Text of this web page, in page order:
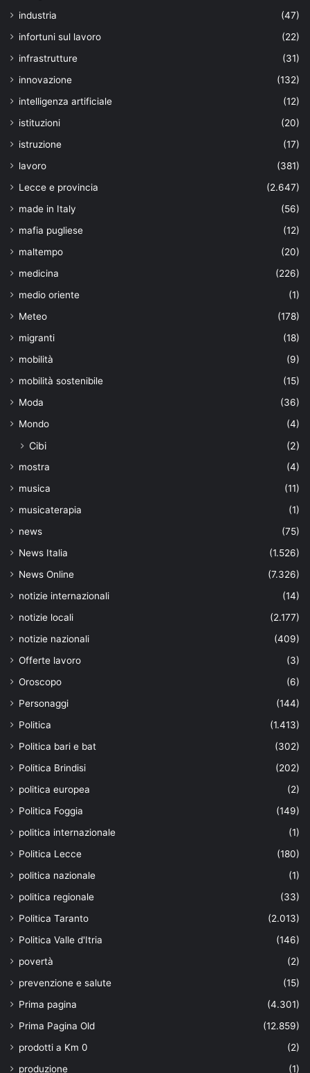
industria
(47)
infortuni sul lavoro
(22)
infrastrutture
(31)
innovazione
(132)
intelligenza artificiale
(12)
istituzioni
(20)
istruzione
(17)
lavoro
(381)
Lecce e provincia
(2.647)
made in Italy
(56)
mafia pugliese
(12)
maltempo
(20)
medicina
(226)
medio oriente
(1)
Meteo
(178)
migranti
(18)
mobilità
(9)
mobilità sostenibile
(15)
Moda
(36)
Mondo
(4)
Cibi (2)
mostra
(4)
musica
(11)
musicaterapia
(1)
news
(75)
News Italia
(1.526)
News Online
(7.326)
notizie internazionali
(14)
notizie locali
(2.177)
notizie nazionali
(409)
Offerte lavoro
(3)
Oroscopo
(6)
Personaggi
(144)
Politica
(1.413)
Politica bari e bat
(302)
Politica Brindisi
(202)
politica europea
(2)
Politica Foggia
(149)
politica internazionale
(1)
Politica Lecce
(180)
politica nazionale
(1)
politica regionale
(33)
Politica Taranto
(2.013)
Politica Valle d'Itria
(146)
povertà
(2)
prevenzione e salute
(15)
Prima pagina
(4.301)
Prima Pagina Old
(12.859)
prodotti a Km 0
(2)
produzione
(1)